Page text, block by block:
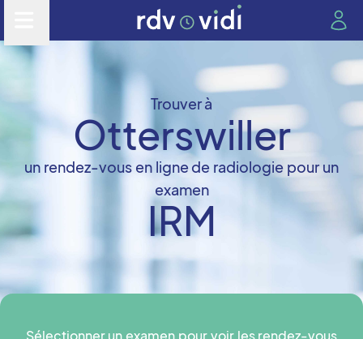
Trouver à
Otterswiller
un rendez-vous en ligne de radiologie pour un
examen
IRM
Sélectionner un examen pour voir les rendez-vous